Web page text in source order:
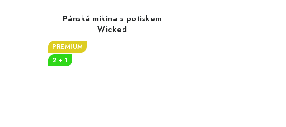
Pánská mikina s potiskem
Wicked
PREMIUM
2 + 1